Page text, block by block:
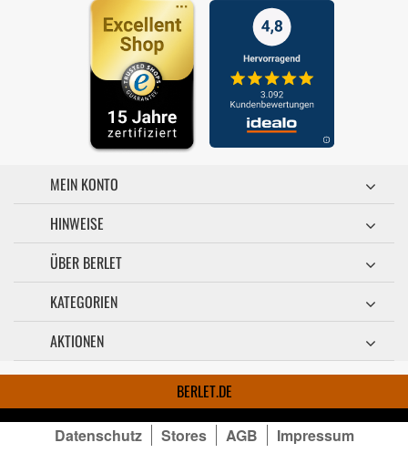
MEIN KONTO
HINWEISE
ÜBER BERLET
KATEGORIEN
AKTIONEN
BERLET.DE
Datenschutz Stores AGB Impressum